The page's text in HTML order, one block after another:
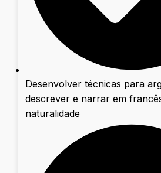
Desenvolver técnicas para
descrever e narrar em
naturalidade